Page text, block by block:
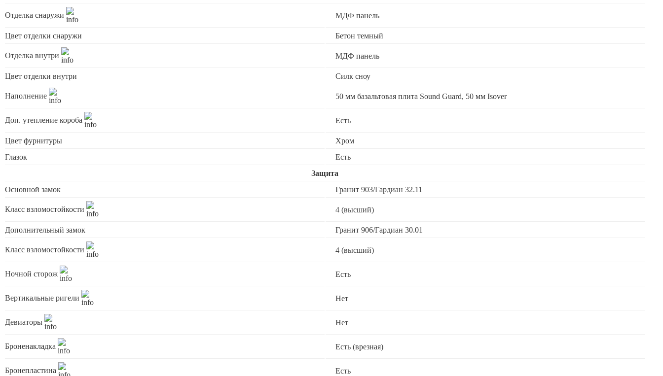
Отделка снаружи МДФ панель
Цвет отделки снаружи Бетон темный
Отделка внутри МДФ панель
Цвет отделки внутри Силк сноу
Наполнение 50 мм базальтовая плита Sound Guard, 50 мм Isover
Доп. утепление короба Есть
Цвет фурнитуры
Хром
Глазок
Есть
Защита
Основной замок
Гранит 903/Гардиан 32.11
Класс взломостойкости 4 (высший)
Дополнительный замок Гранит 906/Гардиан 30.01
Класс взломостойкости 4 (высший)
Ночной сторож Есть
Вертикальные ригели Нет
Девиаторы Нет
Броненакладка Есть (врезная)
Бронепластина Есть